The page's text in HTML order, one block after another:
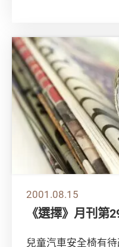
2001.08.15
《選擇》月刊第
兒童汽車安全椅有